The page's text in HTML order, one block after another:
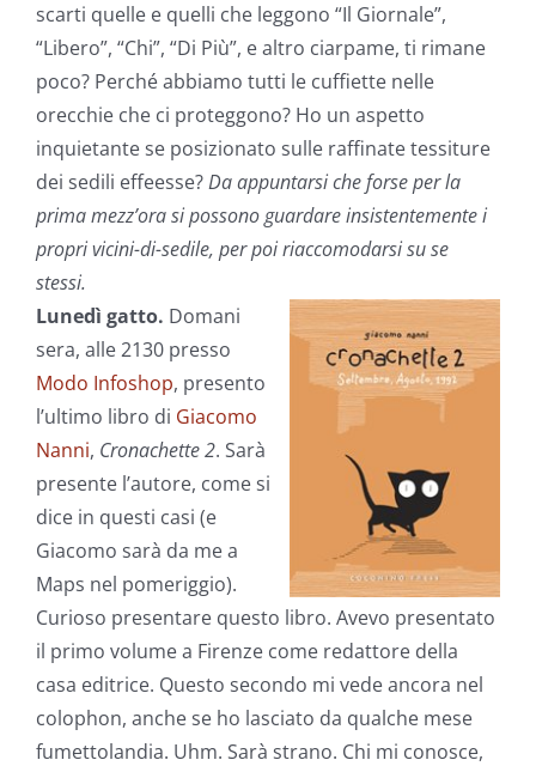
scarti quelle e quelli che leggono “Il Giornale”,
“Libero”, “Chi”, “Di Più”, e altro ciarpame, ti rimane
poco? Perché abbiamo tutti le cuffiette nelle
orecchie che ci proteggono? Ho un aspetto
inquietante se posizionato sulle raffinate tessiture
dei sedili effeesse?Da appuntarsi che forse per la
prima mezz’ora si possono guardare insistentemente i
propri vicini-di-sedile, per poi riaccomodarsi su se
stessi.
Lunedì gatto. Domani
sera, alle 2130 presso
Modo Infoshop, presento
l’ultimo libro di Giacomo
Nanni, Cronachette 2. Sarà
presente l’autore, come si
dice in questi casi (e
Giacomo sarà da me a
Maps nel pomeriggio).
Curioso presentare questo libro. Avevo presentato
il primo volume a Firenze come redattore della
casa editrice. Questo secondo mi vede ancora nel
colophon, anche se ho lasciato da qualche mese
fumettolandia. Uhm. Sarà strano. Chi mi conosce,